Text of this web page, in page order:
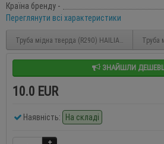
Країна бренду -
Переглянути всі характеристики
Труба мідна тверда (R290) HAILIANG 18 мм x 1
Труба
ЗНАЙШЛИ
10.0 EUR
Наявність: На складі